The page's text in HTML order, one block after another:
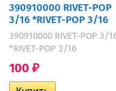
390910000 RIVET-POP
3/16 *RIVET-POP 3/16
390910000 RIVET-POP 3/
*RIVET-POP 3/16
100 ₽